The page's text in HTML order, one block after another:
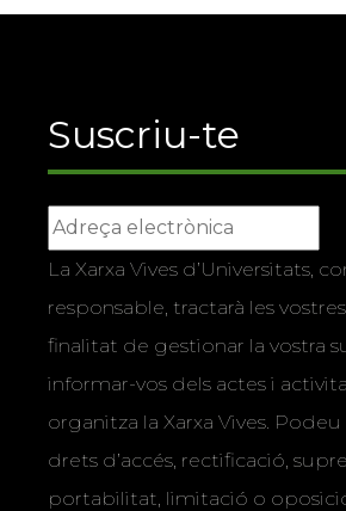
Suscriu-te
La Xarxa Vives d’Universitats,
responsable, tractarà les
finalitat de gestionar la vostra
informar-vos dels actes i
organitza la Xarxa Vives. Podeu
drets d’accés, rectificació,
portabilitat, limitació o